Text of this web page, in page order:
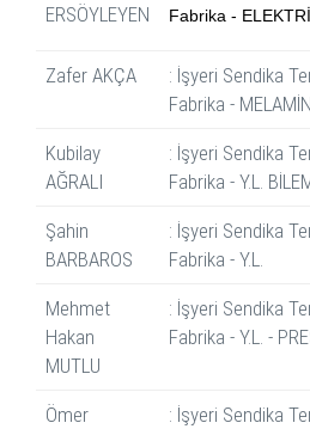
ERSÖYLEYEN
Fabrika -
Zafer AKÇA
: İşyeri Sendika
Fabrika -
Kubilay
AĞRALI
: İşyeri Sendika
Fabrika - Y.L.
Şahin
BARBAROS
: İşyeri Sendika
Fabrika - Y.L.
Mehmet
Hakan
MUTLU
: İşyeri Sendika
Fabrika - Y.L. -
Ömer
: İşyeri Sendika